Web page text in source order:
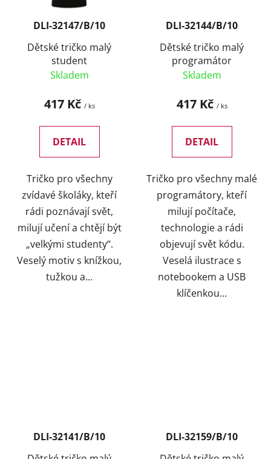
DLI-32147/B/10
Dětské tričko malý
student
Skladem
417 Kč / ks
DETAIL
Tričko pro všechny
zvídavé školáky, kteří
rádi poznávají svět,
milují učení a chtějí být
„velkými studenty“.
Veselý motiv s knížkou,
tužkou a...
DLI-32144/B/10
Dětské tričko malý
programátor
Skladem
417 Kč / ks
DETAIL
Tričko pro všechny malé
programátory, kteří
milují počítače,
technologie a rádi
objevují svět kódu.
Veselá ilustrace s
notebookem a USB
klíčenkou...
DLI-32141/B/10
DLI-32159/B/10